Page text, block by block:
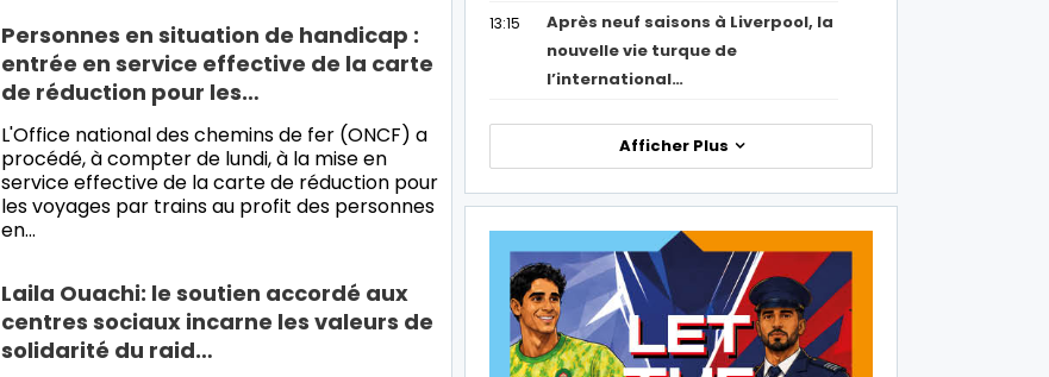
Personnes en situation de handicap :
entrée en service effective de la carte
de réduction pour les…
L'Office national des chemins de fer (ONCF) a
procédé, à compter de lundi, à la mise en
service effective de la carte de réduction pour
les voyages par trains au profit des personnes
en…
Laila Ouachi: le soutien accordé aux
centres sociaux incarne les valeurs de
solidarité du raid…
13:15
Après neuf saisons à Liverpool, la
nouvelle vie turque de
l’international…
Afficher Plus